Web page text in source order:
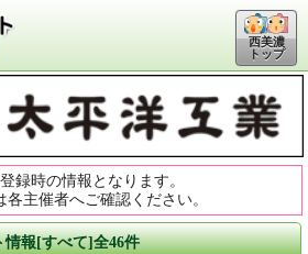
西美濃
トップ
録時の情報となります。
各主催者へご確認ください。
ト情報[すべて]全46件